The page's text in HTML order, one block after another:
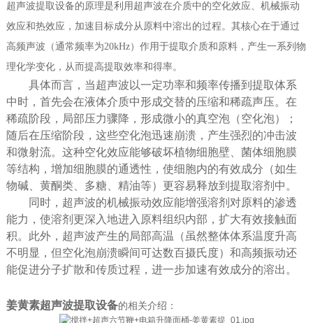
超声波提取设备的原理是利用超声波在介质中的空化效应、机械振动
效应和热效应，加速目标成分从原料中溶出的过程。其核心在于通过
高频声波（通常频率为20kHz）作用于提取介质和原料，产生一系列物
理化学变化，从而提高提取效率和得率。
具体而言，当超声波以一定功率和频率传播到提取体系
中时，首先会在液体介质中形成交替的压缩和稀疏声压。在
稀疏阶段，局部压力骤降，形成微小的真空泡（空化泡）；
随后在压缩阶段，这些空化泡迅速崩溃，产生强烈的冲击波
和微射流。这种空化效应能够破坏植物细胞壁、菌体细胞膜
等结构，增加细胞膜的通透性，使细胞内的有效成分（如生
物碱、黄酮类、多糖、精油等）更容易释放到提取溶剂中。
同时，超声波的机械振动效应能增强溶剂对原料的渗透
能力，使溶剂更深入地进入原料组织内部，扩大有效接触面
积。此外，超声波产生的局部高温（虽然整体体系温度升高
不明显，但空化泡崩溃瞬间可达数百摄氏度）和高频振动还
能促进分子扩散和传质过程，进一步加速有效成分的溶出。
姜黄素超声波提取设备的相关介绍：